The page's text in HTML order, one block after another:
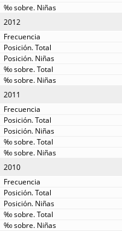
2012
2011
2010